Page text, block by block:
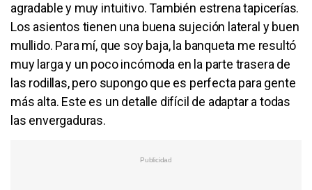
agradable y muy intuitivo. También estrena tapicerías.
Los asientos tienen una buena sujeción lateral y buen
mullido. Para mí, que soy baja, la banqueta me resultó
muy larga y un poco incómoda en la parte trasera de
las rodillas, pero supongo que es perfecta para gente
más alta. Este es un detalle difícil de adaptar a todas
las envergaduras.